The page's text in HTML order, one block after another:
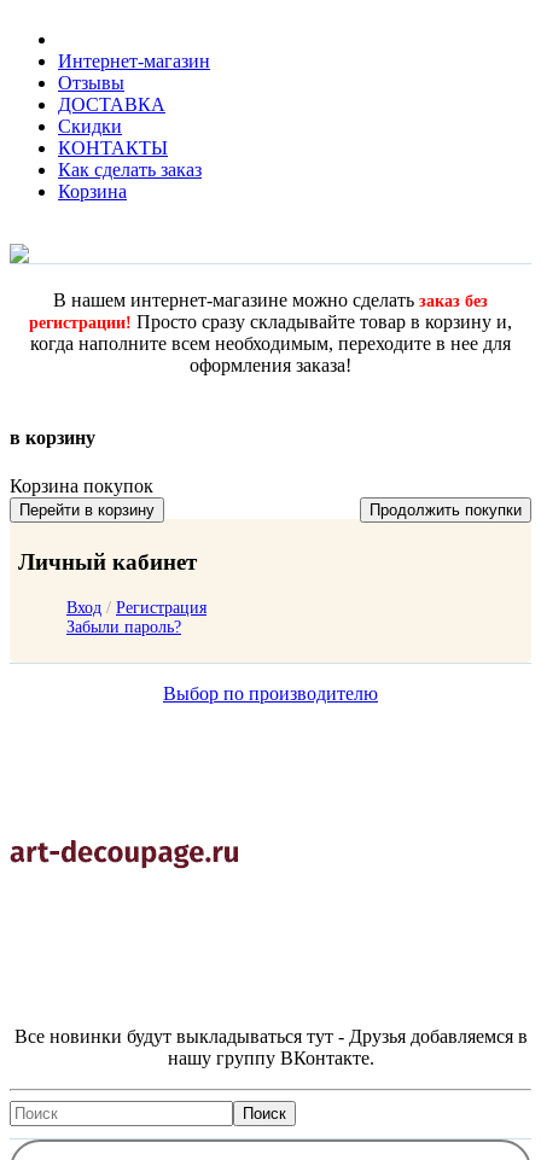
Интернет-магазин
Отзывы
ДОСТАВКА
Скидки
КОНТАКТЫ
Как сделать заказ
Корзина
В нашем интернет-магазине можно сделать заказ без
регистрации! Просто сразу складывайте товар в корзину и,
когда наполните всем необходимым, переходите в нее для
оформления заказа!
в корзину
Корзина покупок
Перейти в корзину Продолжить покупки
Личный кабинет
Вход / Регистрация
Забыли пароль?
Выбор по производителю
Все новинки будут выкладываться тут - Друзья добавляемся в
нашу группу ВКонтакте.